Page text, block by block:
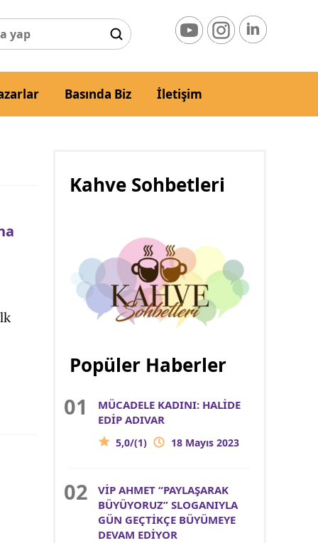
Basında Biz İletişim
Kahve Sohbetleri
Popüler Haberler
MÜCADELE KADINI: HALİDE
EDİP ADIVAR
5,0/(1) 18 Mayıs 2023
VİP AHMET “PAYLAŞARAK
BÜYÜYORUZ” SLOGANIYLA
GÜN GEÇTİKÇE BÜYÜMEYE
DEVAM EDİYOR